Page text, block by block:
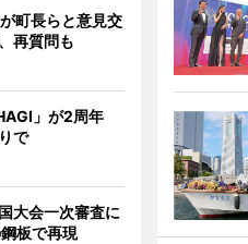
町長らと意見交
再質問も
」が2周年
で
大会一次審査に
板で再現